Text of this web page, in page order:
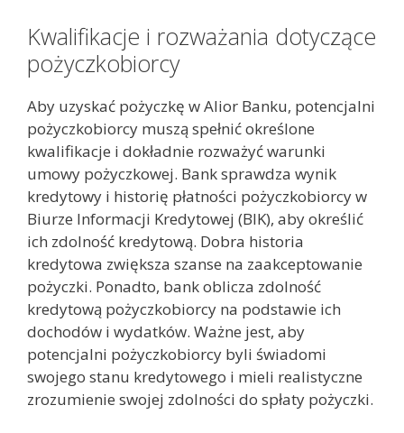
Kwalifikacje i rozważania dotyczące
pożyczkobiorcy
Aby uzyskać pożyczkę w Alior Banku, potencjalni
pożyczkobiorcy muszą spełnić określone
kwalifikacje i dokładnie rozważyć warunki
umowy pożyczkowej. Bank sprawdza wynik
kredytowy i historię płatności pożyczkobiorcy w
Biurze Informacji Kredytowej (BIK), aby określić
ich zdolność kredytową. Dobra historia
kredytowa zwiększa szanse na zaakceptowanie
pożyczki. Ponadto, bank oblicza zdolność
kredytową pożyczkobiorcy na podstawie ich
dochodów i wydatków. Ważne jest, aby
potencjalni pożyczkobiorcy byli świadomi
swojego stanu kredytowego i mieli realistyczne
zrozumienie swojej zdolności do spłaty pożyczki.